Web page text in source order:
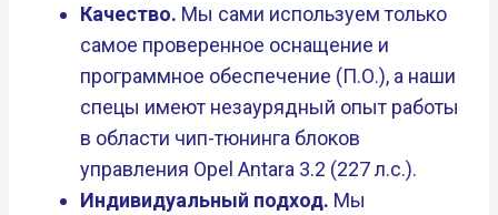
Качество. Мы сами используем только
самое проверенное оснащение и
программное обеспечение (П.О.), а наши
спецы имеют незаурядный опыт работы
в области чип-тюнинга блоков
управления Opel Antara 3.2 (227 л.с.).
Индивидуальный подход. Мы